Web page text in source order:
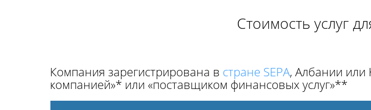
Стоимость услуг
Компания зарегистрирована в стране SEPA, Албании или
компанией»* или «поставщиком финансовых услуг»**